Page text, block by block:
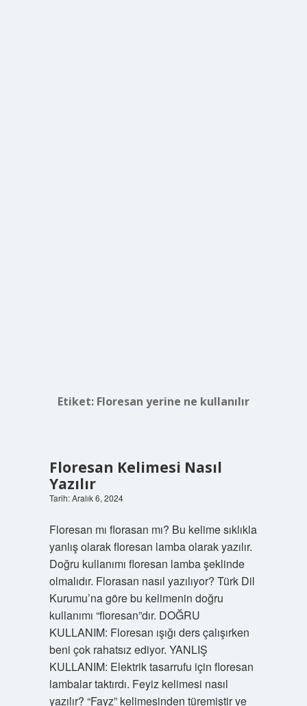
Etiket: Floresan yerine ne kullanılır
Floresan Kelimesi Nasıl
Yazılır
Tarih: Aralık 6, 2024
Floresan mı florasan mı? Bu kelime sıklıkla
yanlış olarak floresan lamba olarak yazılır.
Doğru kullanımı floresan lamba şeklinde
olmalıdır. Florasan nasıl yazılıyor? Türk Dil
Kurumu’na göre bu kelimenin doğru
kullanımı “floresan”dır. DOĞRU
KULLANIM: Floresan ışığı ders çalışırken
beni çok rahatsız ediyor. YANLIŞ
KULLANIM: Elektrik tasarrufu için floresan
lambalar taktırdı. Feyiz kelimesi nasıl
yazılır? “Fayz” kelimesinden türemiştir ve